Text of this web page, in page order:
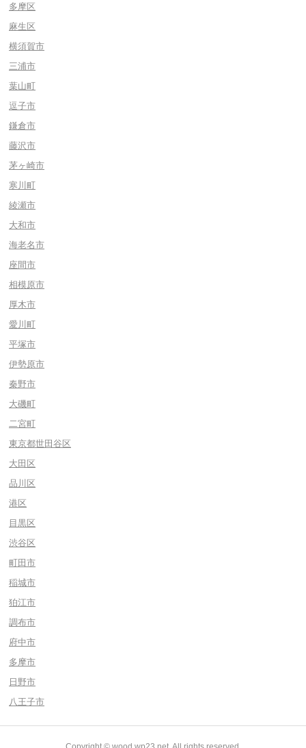
多摩区
麻生区
横須賀市
三浦市
葉山町
逗子市
鎌倉市
藤沢市
茅ヶ崎市
寒川町
綾瀬市
大和市
海老名市
座間市
相模原市
厚木市
愛川町
平塚市
伊勢原市
秦野市
大磯町
二宮町
東京都世田谷区
大田区
品川区
港区
目黒区
渋谷区
町田市
稲城市
狛江市
調布市
府中市
多摩市
日野市
八王子市